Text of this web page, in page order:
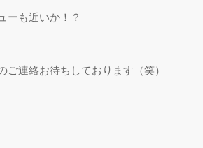
ーも近いか！？
ご連絡お待ちしております（笑）